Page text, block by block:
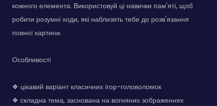
кожного елемента. Використовуй ці навички пам'яті, щоб
робити розумні ходи, які наблизять тебе до розв'язання
повної картини.
Особливості
❖ цікавий варіант класичних ігор-головоломок
❖ складна тема, заснована на вогняних зображеннях